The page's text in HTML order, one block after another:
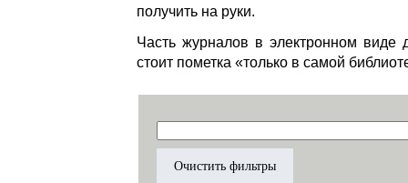
получить на руки.
Часть журналов в электронном виде
стоит пометка «только в самой